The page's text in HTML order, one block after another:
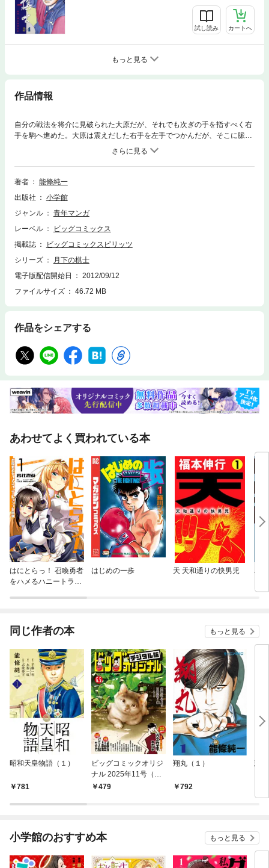
試し読み カートへ
もっと見る
作品情報
自分の戦法を将介に見破られた大原だが、それでも次ぎの手を指すべく右
手を駒へ進めた。大原は震えだした右手を左手でつかんだが、そこに脈を
感じることができなかった。そこへ、大原の孫が現われる。生きたいと強
く願った大原は、戦法を変え、将棋を指し続けることを選んだ。
著者
能條純一
出版社
小学館
ジャンル
青年マンガ
レーベル
ビッグコミックス
掲載誌
ビッグコミックスピリッツ
シリーズ
月下の棋士
電子版配信開始日
2012/09/12
ファイルサイズ
46.72 MB
作品をシェアする
あわせてよく買われている本
はにとらっ！ 召喚勇者
をハメるハニートラッ
はじめの一歩 天 天和通りの快男児
同じ作者の本 もっと見る
昭和天皇物語（１）
781
ビッグコミックオリジ
ナル 2025年11号（20
25年5月20日発売)
479
翔丸（１）
792
悲
小学館のおすすめ本 もっと見る